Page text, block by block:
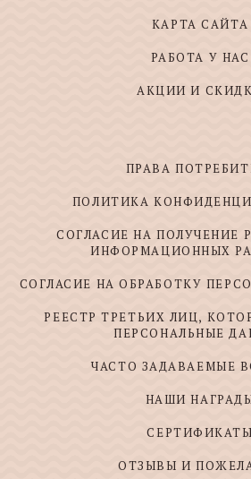
КАРТА САЙТА
РАБОТА У НАС
АКЦИИ И
ПРАВА
ПОЛИТИКА
СОГЛАСИЕ НА ПОЛУЧЕНИЕ
ИНФОРМАЦИОННЫХ
СОГЛАСИЕ НА ОБРАБОТКУ
РЕЕСТР ТРЕТЬИХ ЛИЦ,
ПЕРСОНАЛЬНЫЕ
ЧАСТО ЗАДАВАЕМЫЕ
НАШИ
СЕРТИФИКАТЫ
ОТЗЫВЫ И